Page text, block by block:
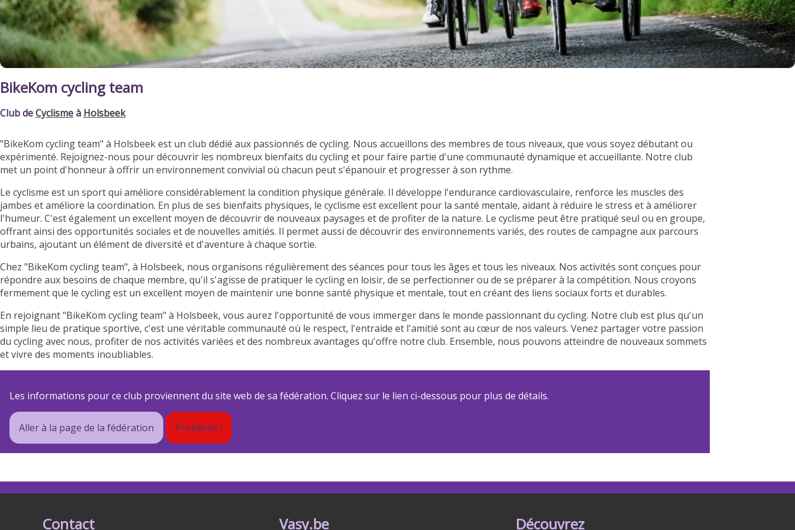
BikeKom cycling team
Club deCyclismeà Holsbeek
"BikeKom cycling team" à Holsbeek est un club dédié aux passionnés de cycling. Nous accueillons des membres de tous niveaux, que vous soyez débutant ou
expérimenté. Rejoignez-nous pour découvrir les nombreux bienfaits du cycling et pour faire partie d'une communauté dynamique et accueillante. Notre club
met un point d'honneur à offrir un environnement convivial où chacun peut s'épanouir et progresser à son rythme.
Le cyclisme est un sport qui améliore considérablement la condition physique générale. Il développe l'endurance cardiovasculaire, renforce les muscles des
jambes et améliore la coordination. En plus de ses bienfaits physiques, le cyclisme est excellent pour la santé mentale, aidant à réduire le stress et à améliorer
l'humeur. C'est également un excellent moyen de découvrir de nouveaux paysages et de profiter de la nature. Le cyclisme peut être pratiqué seul ou en groupe,
offrant ainsi des opportunités sociales et de nouvelles amitiés. Il permet aussi de découvrir des environnements variés, des routes de campagne aux parcours
urbains, ajoutant un élément de diversité et d'aventure à chaque sortie.
Chez "BikeKom cycling team", à Holsbeek, nous organisons régulièrement des séances pour tous les âges et tous les niveaux. Nos activités sont conçues pour
répondre aux besoins de chaque membre, qu'il s'agisse de pratiquer le cycling en loisir, de se perfectionner ou de se préparer à la compétition. Nous croyons
fermement que le cycling est un excellent moyen de maintenir une bonne santé physique et mentale, tout en créant des liens sociaux forts et durables.
En rejoignant "BikeKom cycling team" à Holsbeek, vous aurez l'opportunité de vous immerger dans le monde passionnant du cycling. Notre club est plus qu'un
simple lieu de pratique sportive, c'est une véritable communauté où le respect, l'entraide et l'amitié sont au cœur de nos valeurs. Venez partager votre passion
du cycling avec nous, profiter de nos activités variées et des nombreux avantages qu'offre notre club. Ensemble, nous pouvons atteindre de nouveaux sommets
et vivre des moments inoubliables.
Les informations pour ce club proviennent du site web de sa fédération. Cliquez sur le lien ci-dessous pour plus de détails.
Aller à la page de la fédération Problème !
Contact Vasy.be Découvrez